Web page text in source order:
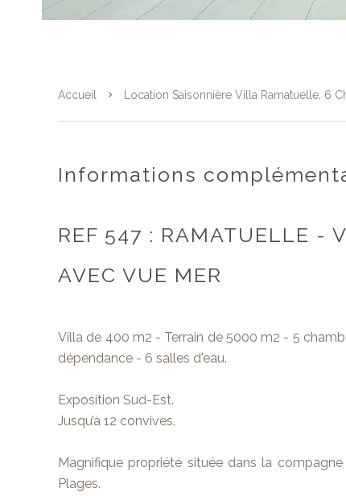
Accueil Location Saisonnière Villa Ramatuelle, 6
Informations
REF 547 : RAMATUELLE -
AVEC VUE MER
Villa de 400 m2 - Terrain de 5000 m2 - 5
dépendance - 6 salles d'eau.
Exposition Sud-Est.
Jusqu’à 12 convives.
Magnifique propriété située dans la
Plages.